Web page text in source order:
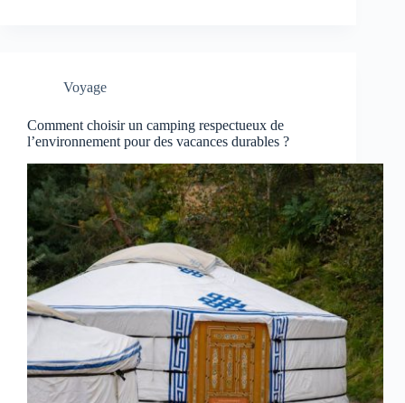
Voyage
Comment choisir un camping respectueux de
l’environnement pour des vacances durables ?